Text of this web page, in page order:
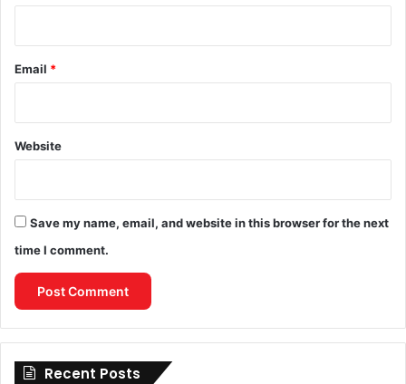
Email *
Website
Save my name, email, and website in this browser for the next
time I comment.
Recent Posts